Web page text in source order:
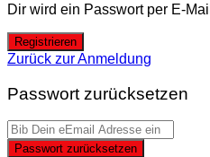
Dir wird ein Passwort per E-
Registrieren
Zurück zur Anmeldung
Passwort zurücksetzen
Passwort zurücksetzen